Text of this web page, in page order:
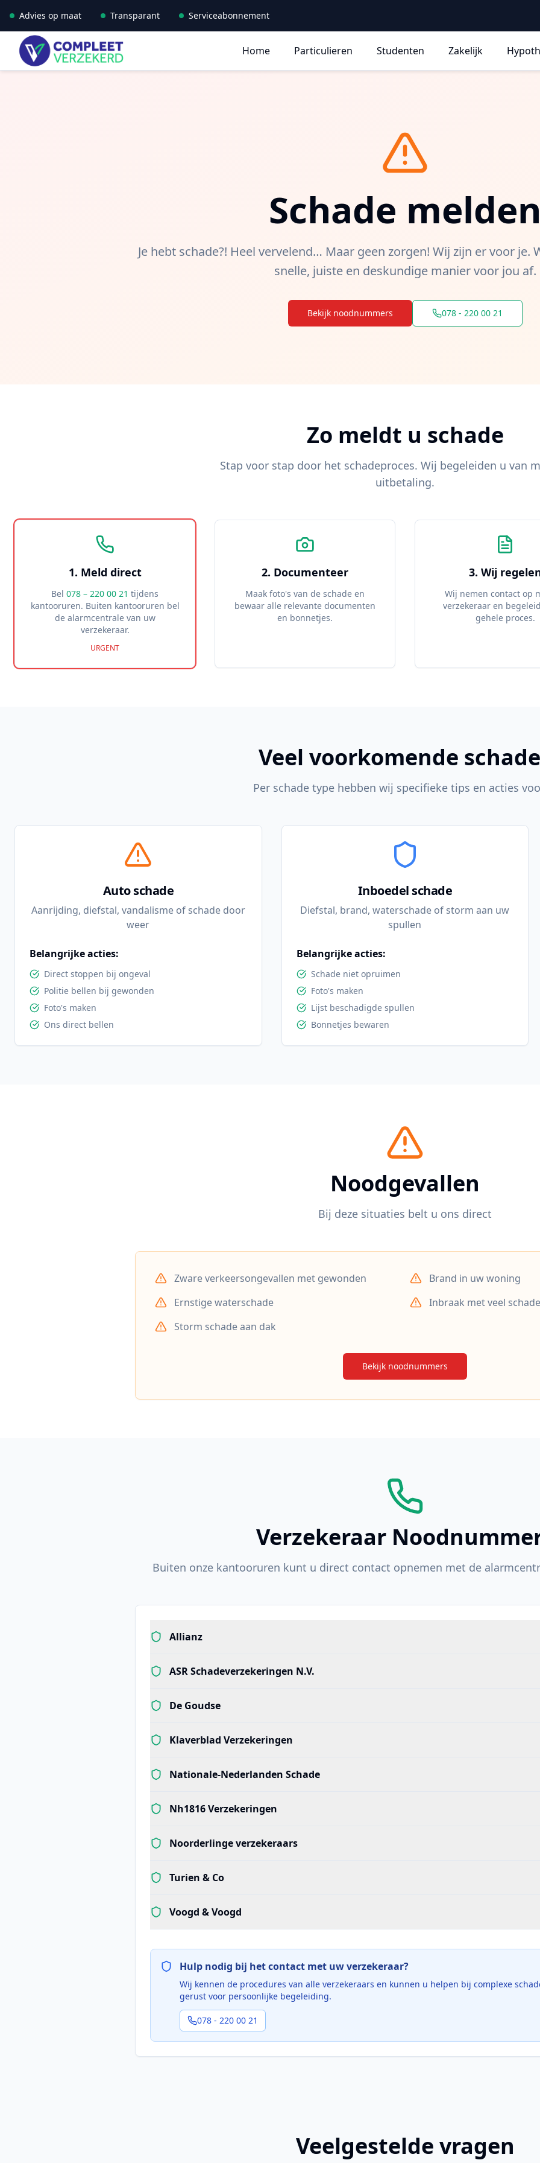
Advies op maat Transparant Serviceabonnement
Home Particulieren Studenten Zakelijk
Schade
Je hebt schade?! Heel vervelend… Maar geen zorgen! Wij zijn er voor je.
snelle, juiste en deskundige manier voor jou af.
Bekijk noodnummers 078 - 220 00 21
Zo meldt u schade
Stap voor stap door het schadeproces. Wij begeleiden u van
uitbetaling.
1. Meld direct
Bel 078 – 220 00 21 tijdens
kantooruren. Buiten kantooruren bel
de alarmcentrale van uw
verzekeraar.
URGENT
2. Documenteer
Maak foto's van de schade en
bewaar alle relevante documenten
en bonnetjes.
3. Wij
Wij nemen contact op
verzekeraar en
gehele proces.
Veel voorkomende
Per schade type hebben wij specifieke tips en acties
Auto schade
Aanrijding, diefstal, vandalisme of schade door
weer
Belangrijke acties:
Direct stoppen bij ongeval
Politie bellen bij gewonden
Foto's maken
Ons direct bellen
Inboedel schade
Diefstal, brand, waterschade of storm aan uw
spullen
Belangrijke acties:
Schade niet opruimen
Foto's maken
Lijst beschadigde spullen
Bonnetjes bewaren
Noodgevallen
Bij deze situaties belt u ons direct
Zware verkeersongevallen met gewonden
Brand in uw woning
Ernstige waterschade
Inbraak met veel schade
Storm schade aan dak
Bekijk noodnummers
Verzekeraar
Buiten onze kantooruren kunt u direct contact opnemen met de
Allianz
ASR Schadeverzekeringen N.V.
De Goudse
Klaverblad Verzekeringen
Nationale-Nederlanden Schade
Nh1816 Verzekeringen
Noorderlinge verzekeraars
Turien & Co
Voogd & Voogd
Hulp nodig bij het contact met uw verzekeraar?
Wij kennen de procedures van alle verzekeraars en kunnen u helpen bij complexe
gerust voor persoonlijke begeleiding.
078 - 220 00 21
Veelgestelde vragen